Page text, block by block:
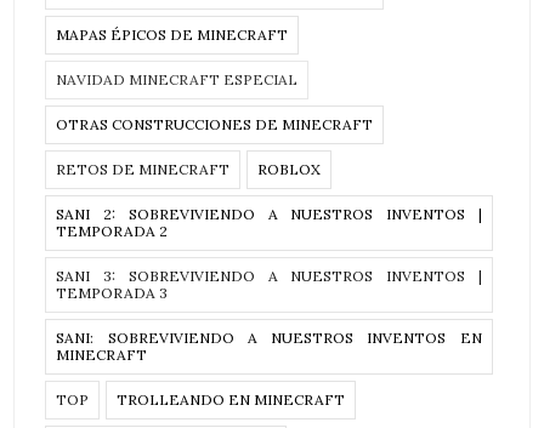
MAPAS ÉPICOS DE MINECRAFT
NAVIDAD MINECRAFT ESPECIAL
OTRAS CONSTRUCCIONES DE MINECRAFT
RETOS DE MINECRAFT ROBLOX
SANI 2: SOBREVIVIENDO A NUESTROS INVENTOS |
TEMPORADA 2
SANI 3: SOBREVIVIENDO A NUESTROS INVENTOS |
TEMPORADA 3
SANI: SOBREVIVIENDO A NUESTROS INVENTOS EN
MINECRAFT
TOP TROLLEANDO EN MINECRAFT